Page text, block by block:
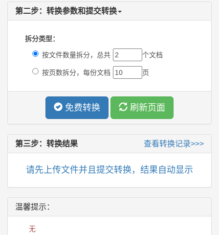
第二步：转换参数和提交转换
拆分类型：
按文件数量拆分，总共 个文档
按页数拆分，每份文档 页
免费转换 刷新页面
第三步：转换结果 查看转换记录>>>
请先上传文件并且提交转换，结果自动显示
温馨提示：
无